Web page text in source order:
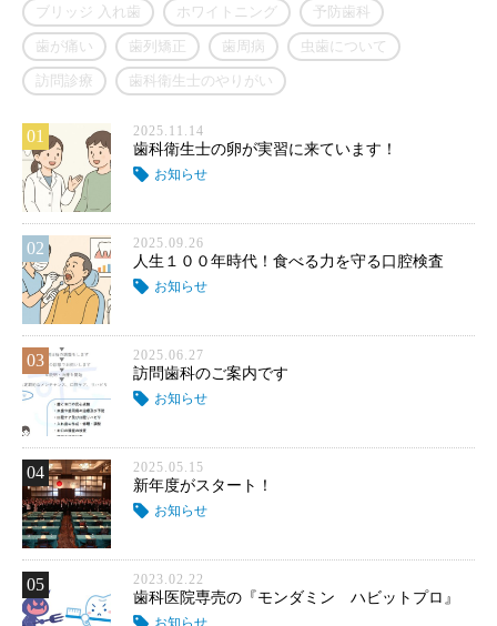
ブリッジ 入れ歯 ホワイトニング 予防歯科
歯が痛い 歯列矯正 歯周病 虫歯について
訪問診療 歯科衛生士のやりがい
01 2025.11.14
歯科衛生士の卵が実習に来ています！
お知らせ
02 2025.09.26
人生１００年時代！食べる力を守る口腔検査
お知らせ
03 2025.06.27
訪問歯科のご案内です
お知らせ
04 2025.05.15
新年度がスタート！
お知らせ
05 2023.02.22
歯科医院専売の『モンダミン ハビットプロ』
お知らせ